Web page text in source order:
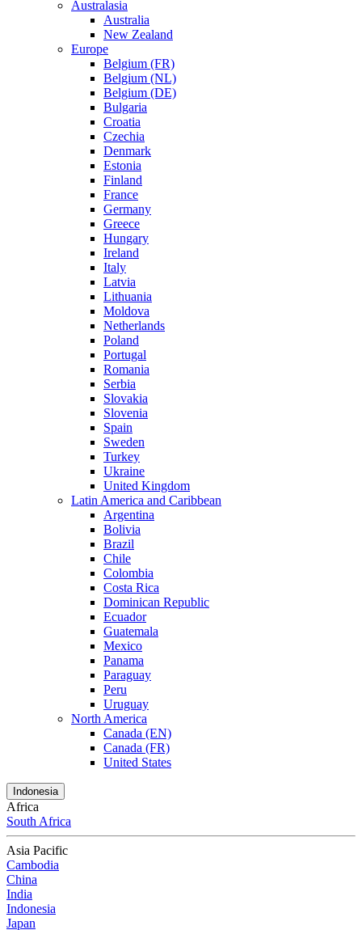
Australasia
Australia
New Zealand
Europe
Belgium (FR)
Belgium (NL)
Belgium (DE)
Bulgaria
Croatia
Czechia
Denmark
Estonia
Finland
France
Germany
Greece
Hungary
Ireland
Italy
Latvia
Lithuania
Moldova
Netherlands
Poland
Portugal
Romania
Serbia
Slovakia
Slovenia
Spain
Sweden
Turkey
Ukraine
United Kingdom
Latin America and Caribbean
Argentina
Bolivia
Brazil
Chile
Colombia
Costa Rica
Dominican Republic
Ecuador
Guatemala
Mexico
Panama
Paraguay
Peru
Uruguay
North America
Canada (EN)
Canada (FR)
United States
Indonesia
Africa
South Africa
Asia Pacific
Cambodia
China
India
Indonesia
Japan